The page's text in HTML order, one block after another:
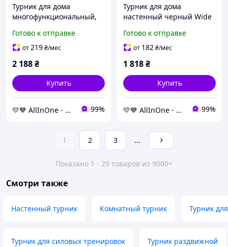
Турник для дома
многофункциональный,
потолок Hop-Sport HS-
2006K с перчатками
Готово к отправке
от219₴/мес
2 188₴
Купить
💛💙 AllInOne - находи все необходимое в одном магазине! 99%
Турник для дома
настенный черный Wide
AllInOne -market-without-
queues-
Готово к отправке
от 182₴/мес
1 818₴
Купить
💛💙 AllInOne - находи все необходимое в одном магазине! 99%
1 2 3 ...
Показано 1 - 29 товаров из 9000+
Смотри также
Настенный турник Комнатный турник Турник
Турник для силовых тренировок Турник раздвижной